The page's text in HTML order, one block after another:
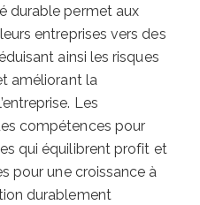
durable permet aux
entreprises vers des
ainsi les risques
améliorant la
Les
compétences pour
qui équilibrent profit et
pour une croissance à
durablement